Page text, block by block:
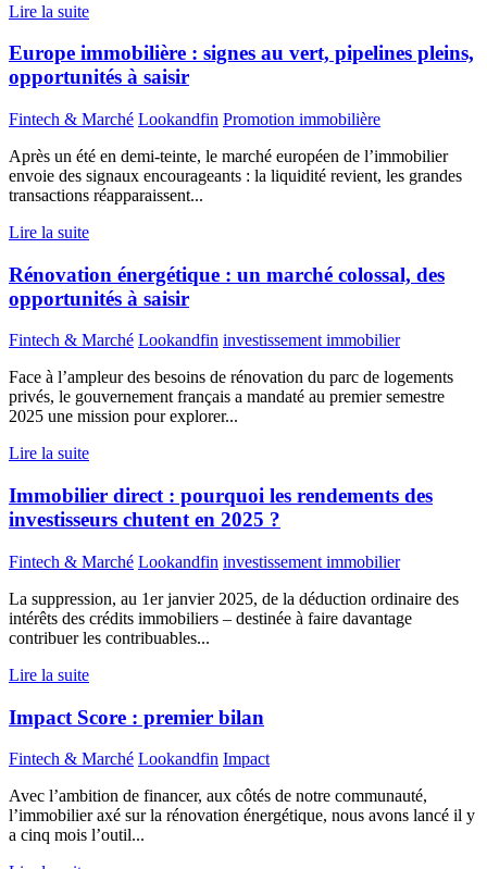
Lire la suite
Europe immobilière : signes au vert, pipelines pleins,
opportunités à saisir
Fintech & Marché Lookandfin Promotion immobilière
Après un été en demi-teinte, le marché européen de l’immobilier
envoie des signaux encourageants : la liquidité revient, les grandes
transactions réapparaissent...
Lire la suite
Rénovation énergétique : un marché colossal, des
opportunités à saisir
Fintech & Marché Lookandfin investissement immobilier
Face à l’ampleur des besoins de rénovation du parc de logements
privés, le gouvernement français a mandaté au premier semestre
2025 une mission pour explorer...
Lire la suite
Immobilier direct : pourquoi les rendements des
investisseurs chutent en 2025 ?
Fintech & Marché Lookandfin investissement immobilier
La suppression, au 1er janvier 2025, de la déduction ordinaire des
intérêts des crédits immobiliers – destinée à faire davantage
contribuer les contribuables...
Lire la suite
Impact Score : premier bilan
Fintech & Marché Lookandfin Impact
Avec l’ambition de financer, aux côtés de notre communauté,
l’immobilier axé sur la rénovation énergétique, nous avons lancé il y
a cinq mois l’outil...